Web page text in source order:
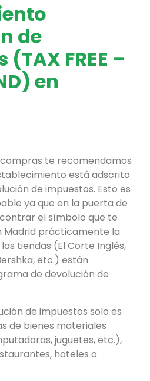
de
FREE –
en
te recomendamos
está adscrito
de impuestos. Esto es
ya que en la puerta de
el símbolo que te
Madrid prácticamente la
tiendas (El Corte Inglés,
etc.) están
de devolución de
de impuestos solo es
de bienes materiales
juguetes, etc.),
hoteles o